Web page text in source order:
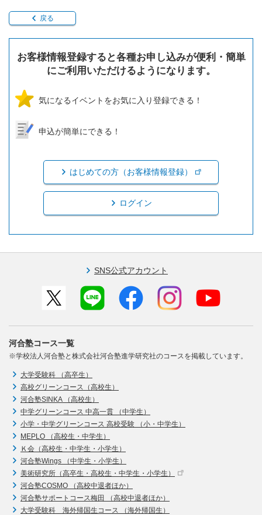
戻る
お客様情報登録すると各種お申し込みが便利・簡単
にご利用いただけるようになります。
気になるイベントをお気に入り登録できる！
申込が簡単にできる！
はじめての方（お客様情報登録）
ログイン
SNS公式アカウント
河合塾コース一覧
※学校法人河合塾と株式会社河合塾進学研究社のコースを掲載しています。
大学受験科 （高卒生）
高校グリーンコース（高校生）
河合塾SINKA （高校生）
中学グリーンコース 中高一貫 （中学生）
小学・中学グリーンコース 高校受験 （小・中学生）
MEPLO （高校生・中学生）
Ｋ会（高校生・中学生・小学生）
河合塾Wings （中学生・小学生）
美術研究所（高卒生・高校生・中学生・小学生）
河合塾COSMO （高校中退者ほか）
河合塾サポートコース梅田 （高校中退者ほか）
大学受験科 海外帰国生コース （海外帰国生）